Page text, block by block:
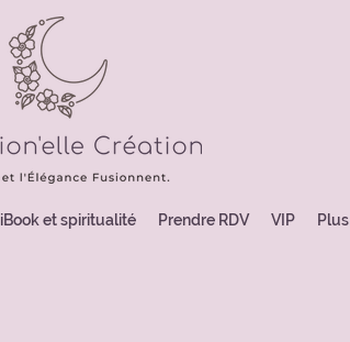
iBook et spiritualité Prendre RDV VIP Plus